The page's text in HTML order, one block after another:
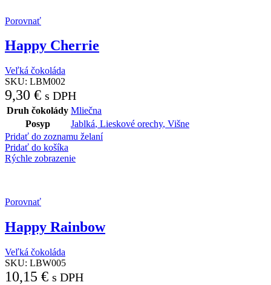
Porovnať
Happy Cherrie
Veľká čokoláda
SKU: LBM002
9,30 € s DPH
Druh čokolády Mliečna
Posyp
Jablká, Lieskové orechy, Višne
Pridať do zoznamu želaní
Pridať do košíka
Rýchle zobrazenie
Porovnať
Happy Rainbow
Veľká čokoláda
SKU: LBW005
10,15 € s DPH